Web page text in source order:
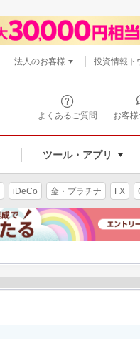
よくあるご質問 お客様
ツール・アプリ
法人のお客様 投資情報ト
iDeCo 金・プラチナ FX